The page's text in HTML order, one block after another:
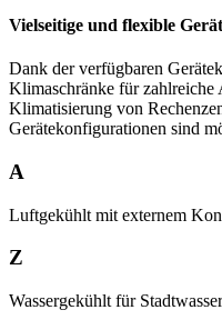
Vielseitige und flexible
Dank der verfügbaren
Klimaschränke für
Klimatisierung von
Gerätekonfigurationen sind
A
Luftgekühlt mit externem
Z
Wassergekühlt für